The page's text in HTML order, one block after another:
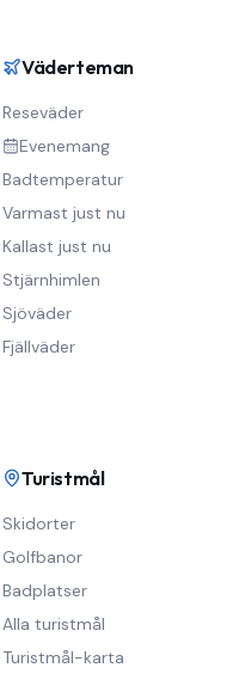
Väderteman
Reseväder
Evenemang
Badtemperatur
Varmast just nu
Kallast just nu
Stjärnhimlen
Sjöväder
Fjällväder
Turistmål
Skidorter
Golfbanor
Badplatser
Alla turistmål
Turistmål-karta